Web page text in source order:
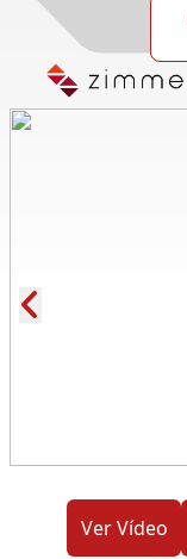
Ver Vídeo